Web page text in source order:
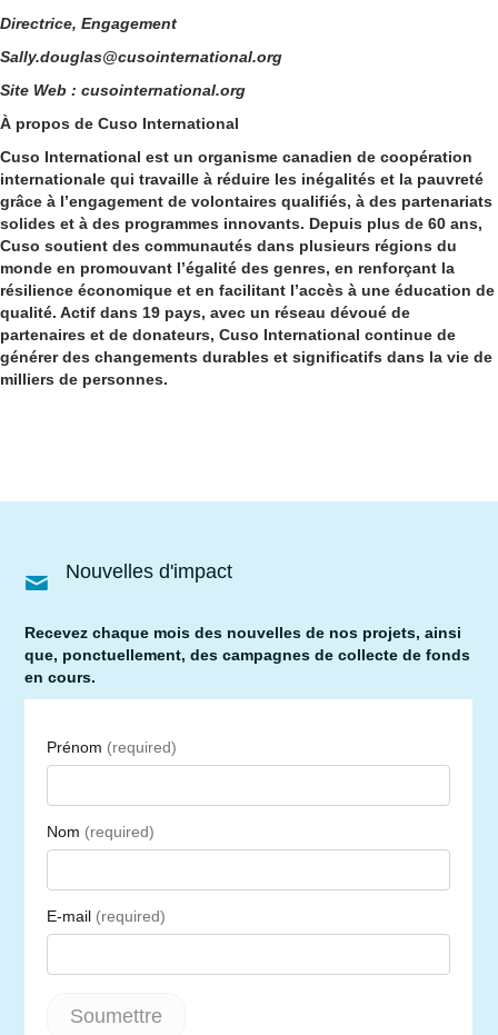
Directrice, Engagement
Sally.douglas@cusointernational.org
Site Web : cusointernational.org
À propos de Cuso International
Cuso International est un organisme canadien de coopération
internationale qui travaille à réduire les inégalités et la pauvreté
grâce à l’engagement de volontaires qualifiés, à des partenariats
solides et à des programmes innovants. Depuis plus de 60 ans,
Cuso soutient des communautés dans plusieurs régions du
monde en promouvant l’égalité des genres, en renforçant la
résilience économique et en facilitant l’accès à une éducation de
qualité. Actif dans 19 pays, avec un réseau dévoué de
partenaires et de donateurs, Cuso International continue de
générer des changements durables et significatifs dans la vie de
milliers de personnes.
Nouvelles d'impact
Recevez chaque mois des nouvelles de nos projets, ainsi
que, ponctuellement, des campagnes de collecte de fonds
en cours.